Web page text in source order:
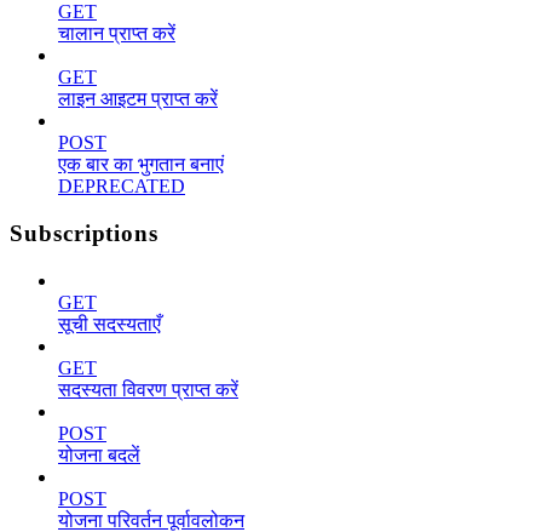
GET
चालान प्राप्त करें
GET
लाइन आइटम प्राप्त करें
POST
एक बार का भुगतान बनाएं
DEPRECATED
Subscriptions
GET
सूची सदस्यताएँ
GET
सदस्यता विवरण प्राप्त करें
POST
योजना बदलें
POST
योजना परिवर्तन पूर्वावलोकन